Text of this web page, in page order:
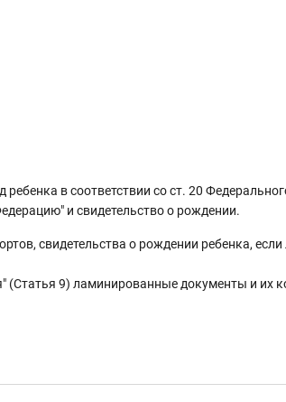
в соответствии со ст. 20
и свидетельство о рождении.
свидетельства о рождении ребенка, если
(Статья 9) ламинированные документы и их